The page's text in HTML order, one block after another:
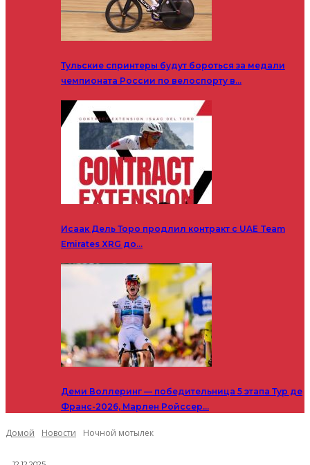
Тульские спринтеры будут бороться за медали
чемпионата России по велоспорту в…
Исаак Дель Торо продлил контракт с UAE Team
Emirates XRG до…
Деми Воллеринг — победительница 5 этапа Тур де
Франс-2026, Марлен Ройссер…
Домой Новости Ночной мотылек